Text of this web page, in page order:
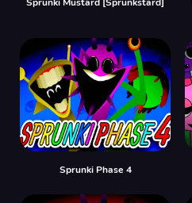
Sprunki Phase 4